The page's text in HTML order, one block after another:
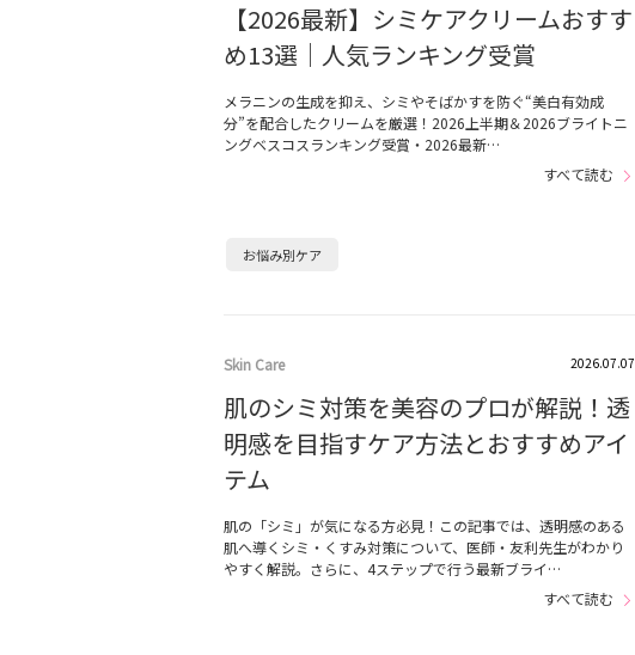
【2026最新】シミケアクリームおすす
め13選｜人気ランキング受賞
メラニンの生成を抑え、シミやそばかすを防ぐ“美白有効成
分”を配合したクリームを厳選！2026上半期＆2026ブライトニ
ングベスコスランキング受賞・2026最新…
すべて読む
お悩み別ケア
Skin Care 2026.07.07
肌のシミ対策を美容のプロが解説！透
明感を目指すケア方法とおすすめアイ
テム
肌の「シミ」が気になる方必見！この記事では、透明感のある
肌へ導くシミ・くすみ対策について、医師・友利先生がわかり
やすく解説。さらに、4ステップで行う最新ブライ…
すべて読む